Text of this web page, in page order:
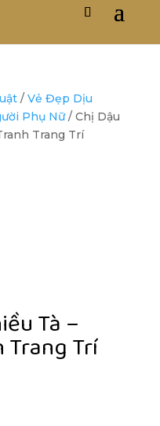
/ Vẻ Đẹp Dịu
Phụ Nữ/ Chị Dậu
Trang Trí
Tà –
Trang Trí